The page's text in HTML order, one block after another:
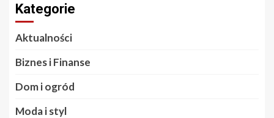
Kategorie
Aktualności
Biznes i Finanse
Dom i ogród
Moda i styl